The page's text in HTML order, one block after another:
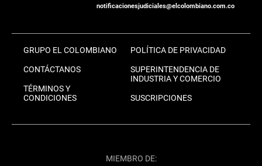
notificacionesjudiciales@elcolombiano.com.co
GRUPO EL COLOMBIANO
CONTÁCTANOS
TÉRMINOS Y
CONDICIONES
POLÍTICA DE PRIVACIDAD
SUPERINTENDENCIA DE
INDUSTRIA Y COMERCIO
SUSCRIPCIONES
MIEMBRO DE: